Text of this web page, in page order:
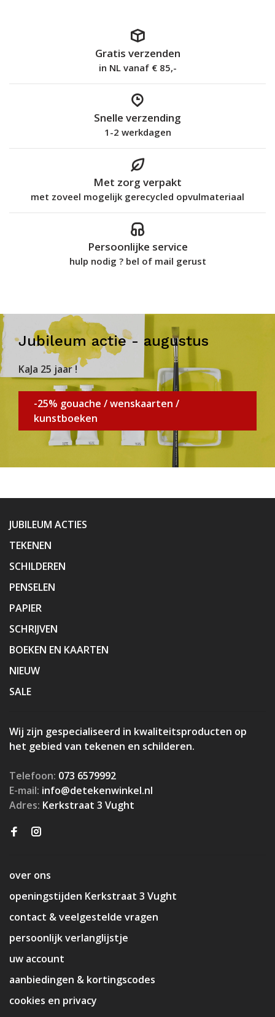
Gratis verzenden
in NL vanaf € 85,-
Snelle verzending
1-2 werkdagen
Met zorg verpakt
met zoveel mogelijk gerecycled opvulmateriaal
Persoonlijke service
hulp nodig ? bel of mail gerust
Jubileum actie - augustus
KaJa 25 jaar !
-25% gouache / wenskaarten /
kunstboeken
JUBILEUM ACTIES
TEKENEN
SCHILDEREN
PENSELEN
PAPIER
SCHRIJVEN
BOEKEN EN KAARTEN
NIEUW
SALE
Wij zijn gespecialiseerd in kwaliteitsproducten op
het gebied van tekenen en schilderen.
Telefoon: 073 6579992
E-mail: info@detekenwinkel.nl
Adres: Kerkstraat 3 Vught
over ons
openingstijden Kerkstraat 3 Vught
contact & veelgestelde vragen
persoonlijk verlanglijstje
uw account
aanbiedingen & kortingscodes
cookies en privacy